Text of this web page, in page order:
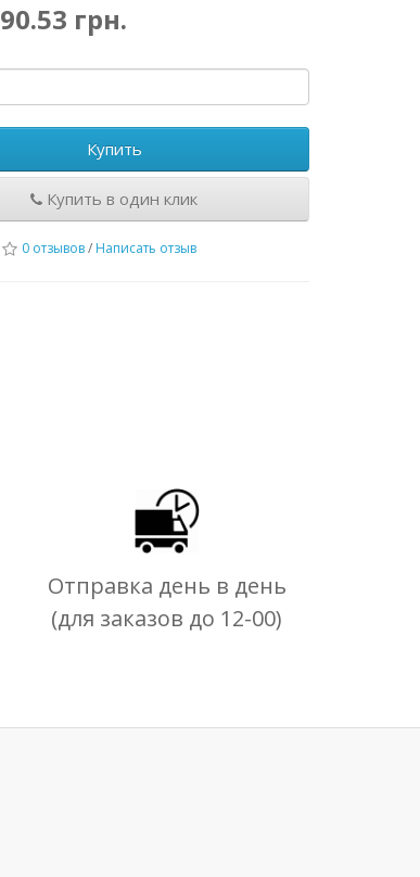
90.53 грн.
Купить
Купить в один клик
0 отзывов/ Написать отзыв
Отправка день в день
(для заказов до 12-00)